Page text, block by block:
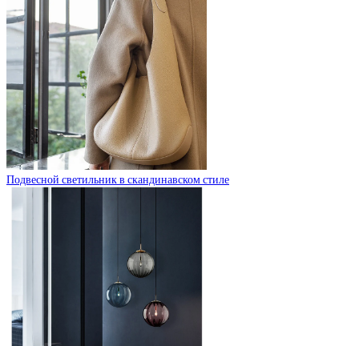
Подвесной светильник в скандинавском стиле